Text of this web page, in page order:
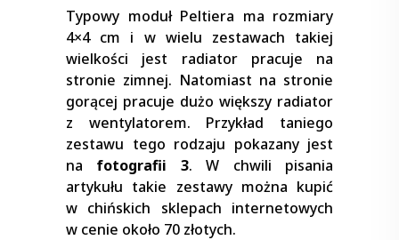
Typowy moduł Peltiera ma rozmiary
4×4 cm i w wielu zestawach takiej
wielkości jest radiator pracuje na
stronie zimnej. Natomiast na stronie
gorącej pracuje dużo większy radiator
z wentylatorem. Przykład taniego
zestawu tego rodzaju pokazany jest
na fotografii 3. W chwili pisania
artykułu takie zestawy można kupić
w chińskich sklepach internetowych
w cenie około 70 złotych.